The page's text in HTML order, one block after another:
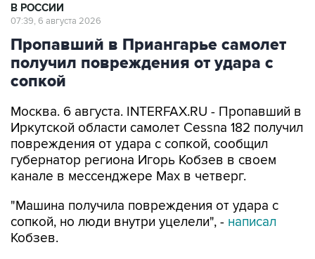
В РОССИИ
07:39, 6 августа 2026
Пропавший в Приангарье самолет
получил повреждения от удара с
сопкой
Москва. 6 августа. INTERFAX.RU - Пропавший в
Иркутской области самолет Cessna 182 получил
повреждения от удара с сопкой, сообщил
губернатор региона Игорь Кобзев в своем
канале в мессенджере Мах в четверг.
"Машина получила повреждения от удара с
сопкой, но люди внутри уцелели", - написал
Кобзев.